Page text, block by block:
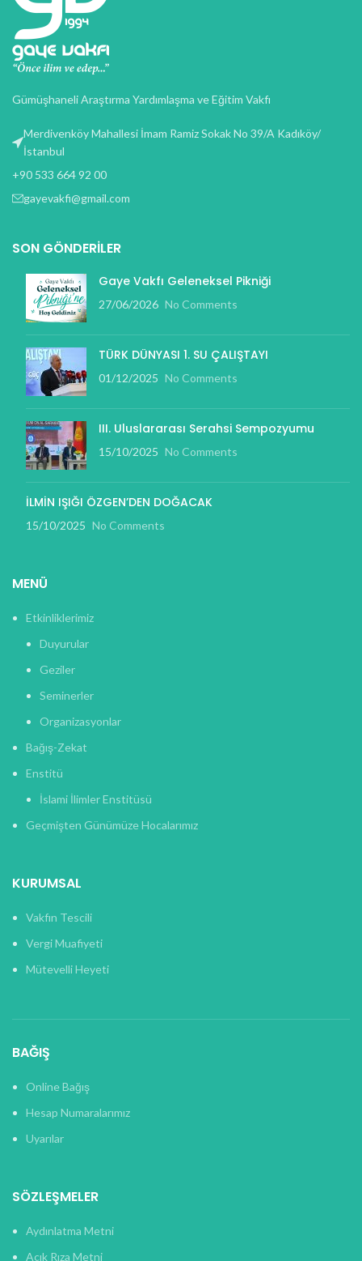
Gümüşhaneli Araştırma Yardımlaşma ve Eğitim Vakfı
Merdivenköy Mahallesi İmam Ramiz Sokak No 39/A Kadıköy/
İstanbul
+90 533 664 92 00
gayevakfi@gmail.com
SON GÖNDERILER
Gaye Vakfı Geleneksel Pikniği
27/06/2026 No Comments
TÜRK DÜNYASI 1. SU ÇALIŞTAYI
01/12/2025 No Comments
III. Uluslararası Serahsi Sempozyumu
15/10/2025 No Comments
İLMİN IŞIĞI ÖZGEN’DEN DOĞACAK
15/10/2025 No Comments
MENÜ
Etkinliklerimiz
Duyurular
Geziler
Seminerler
Organizasyonlar
Bağış-Zekat
Enstitü
İslami İlimler Enstitüsü
Geçmişten Günümüze Hocalarımız
KURUMSAL
Vakfın Tescili
Vergi Muafiyeti
Mütevelli Heyeti
BAĞIŞ
Online Bağış
Hesap Numaralarımız
Uyarılar
SÖZLEŞMELER
Aydınlatma Metni
Açık Rıza Metni